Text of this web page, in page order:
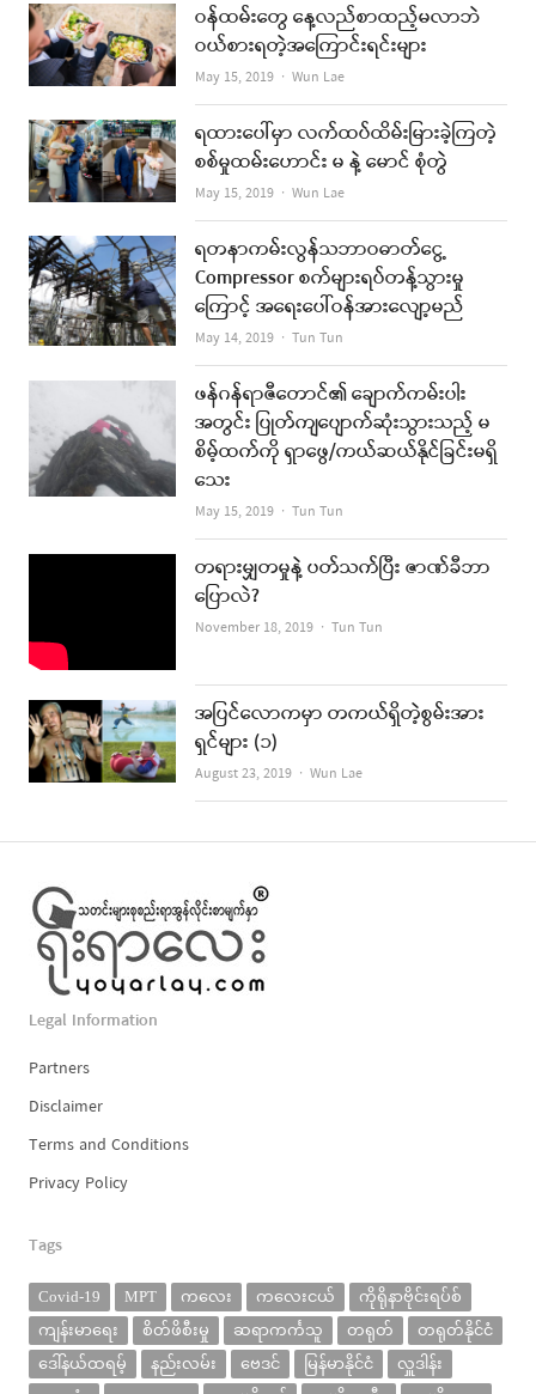
ဝန်ထမ်းတွေ နေ့လည်စာထည့်မလာဘဲ
ဝယ်စားရတဲ့အကြောင်းရင်းများ
May 15, 2019 Author
Wun Lae
ရထားပေါ်မှာ လက်ထပ်ထိမ်းမြားခဲ့ကြတဲ့
စစ်မှုထမ်းဟောင်း မ နဲ့ မောင် စုံတွဲ
May 15, 2019 Author
Wun Lae
ရတနာကမ်းလွန်သဘာဝဓာတ်ငွေ့
Compressor စက်များရပ်တန့်သွားမှု
ကြောင့် အရေးပေါ်ဝန်အားလျော့မည်
May 14, 2019 Author
Tun Tun
ဖန်ဂန်ရာဇီတောင်၏ ချောက်ကမ်းပါး
အတွင်း ပြုတ်ကျပျောက်ဆုံးသွားသည့် မ
စိမ့်ထက်ကို ရှာဖွေ/ကယ်ဆယ်နိုင်ခြင်းမရှိ
သေး
May 15, 2019 Author
Tun Tun
တရားမျှတမှုနဲ့ ပတ်သက်ပြီး ဇာဏ်ခီဘာ
ပြောလဲ?
November 18, 2019 Author
Tun Tun
အပြင်လောကမှာ တကယ်ရှိတဲ့စွမ်းအား
ရှင်များ (၁)
August 23, 2019 Author
Wun Lae
Legal Information
Partners
Disclaimer
Terms and Conditions
Privacy Policy
Tags
Covid-19 MPT ကလေး ကလေးငယ်
ကိုရိုနာဗိုင်းရပ်စ်
ကျန်းမာရေး
စိတ်ဖိစီးမှု ဆရာကင်္ကသူ တရုတ်
တရုတ်နိုင်ငံ
ဒေါ်နယ်ထရမ့်
နည်းလမ်း ဗေဒင် မြန်မာနိုင်ငံ
လှူဒါန်း